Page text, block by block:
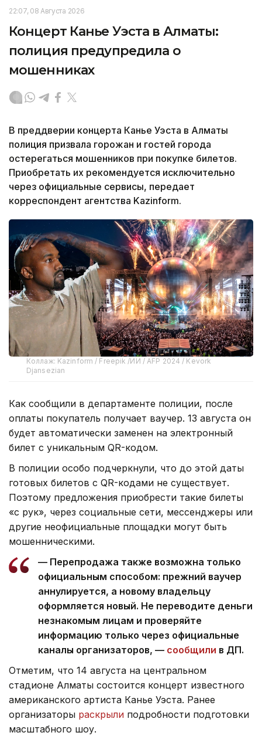
22:07, 08 Августа 2026
Концерт Канье Уэста в Алматы:
полиция предупредила о
мошенниках
В преддверии концерта Канье Уэста в Алматы
полиция призвала горожан и гостей города
остерегаться мошенников при покупке билетов.
Приобретать их рекомендуется исключительно
через официальные сервисы, передает
корреспондент агентства Kazinform.
Коллаж: Kazinform / Freepik /ИИ / AFP 2024 / Kevork
Djansezian
Как сообщили в департаменте полиции, после
оплаты покупатель получает ваучер. 13 августа он
будет автоматически заменен на электронный
билет с уникальным QR-кодом.
В полиции особо подчеркнули, что до этой даты
готовых билетов с QR-кодами не существует.
Поэтому предложения приобрести такие билеты
«с рук», через социальные сети, мессенджеры или
другие неофициальные площадки могут быть
мошенническими.
— Перепродажа также возможна только
официальным способом: прежний ваучер
аннулируется, а новому владельцу
оформляется новый. Не переводите деньги
незнакомым лицам и проверяйте
информацию только через официальные
каналы организаторов, — сообщили в ДП.
Отметим, что 14 августа на центральном
стадионе Алматы состоится концерт известного
американского артиста Канье Уэста. Ранее
организаторы раскрыли подробности подготовки
масштабного шоу.